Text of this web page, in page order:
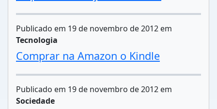
Publicado em 19 de novembro de 2012 em
Tecnologia
Comprar na Amazon o Kindle
Publicado em 19 de novembro de 2012 em
Sociedade